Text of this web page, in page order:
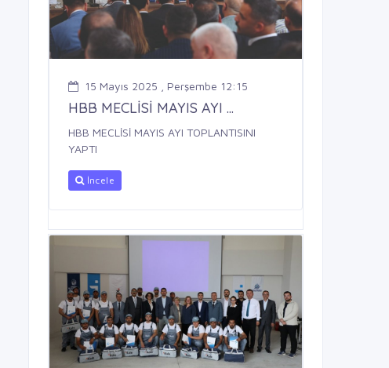
15 Mayıs 2025 , Perşembe 12:15
HBB MECLİSİ MAYIS AYI ...
HBB MECLİSİ MAYIS AYI TOPLANTISINI
YAPTI
İncele